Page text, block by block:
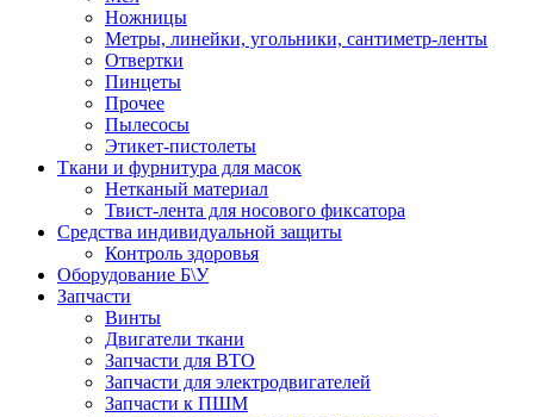
Ножницы
Метры, линейки, угольники, сантиметр-ленты
Отвертки
Пинцеты
Прочее
Пылесосы
Этикет-пистолеты
Ткани и фурнитура для масок
Нетканый материал
Твист-лента для носового фиксатора
Средства индивидуальной защиты
Контроль здоровья
Оборудование Б\У
Запчасти
Винты
Двигатели ткани
Запчасти для ВТО
Запчасти для электродвигателей
Запчасти к ПШМ